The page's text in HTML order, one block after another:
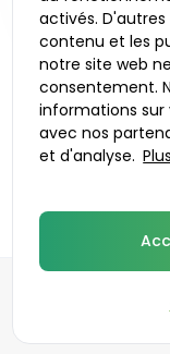
activés.
contenu et les
notre site web
consentement.
informations
avec nos
et d'analyse.